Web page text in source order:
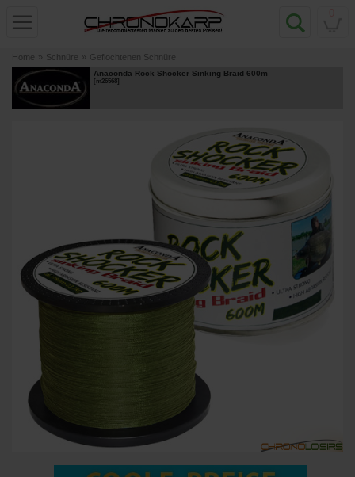
Home » Schnüre » Geflochtenen Schnüre
Anaconda Rock Shocker Sinking Braid 600m
m26568]